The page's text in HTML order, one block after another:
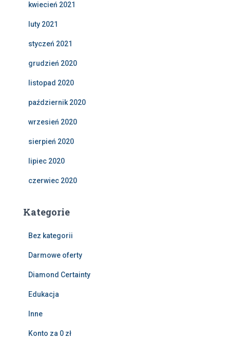
kwiecień 2021
luty 2021
styczeń 2021
grudzień 2020
listopad 2020
październik 2020
wrzesień 2020
sierpień 2020
lipiec 2020
czerwiec 2020
Kategorie
Bez kategorii
Darmowe oferty
Diamond Certainty
Edukacja
Inne
Konto za 0 zł